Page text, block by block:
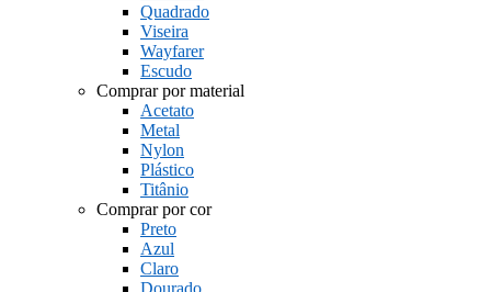
Quadrado
Viseira
Wayfarer
Escudo
Comprar por material
Acetato
Metal
Nylon
Plástico
Titânio
Comprar por cor
Preto
Azul
Claro
Dourado